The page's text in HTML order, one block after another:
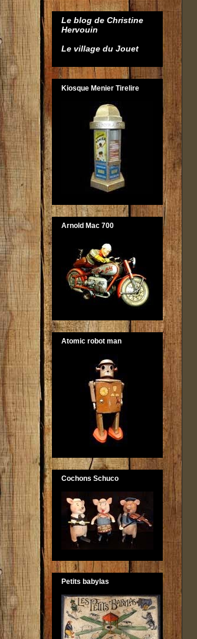
Le blog de Christine
Hervouin
Le village du Jouet
Kiosque Menier Tirelire
Arnold Mac 700
Atomic robot man
Cochons Schuco
Petits babylas